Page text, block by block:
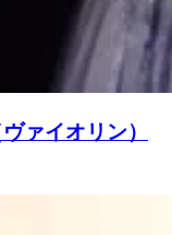
ァイオリン）